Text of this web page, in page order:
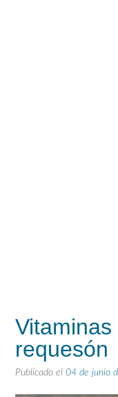
requesón
Publicado el 04 de junio